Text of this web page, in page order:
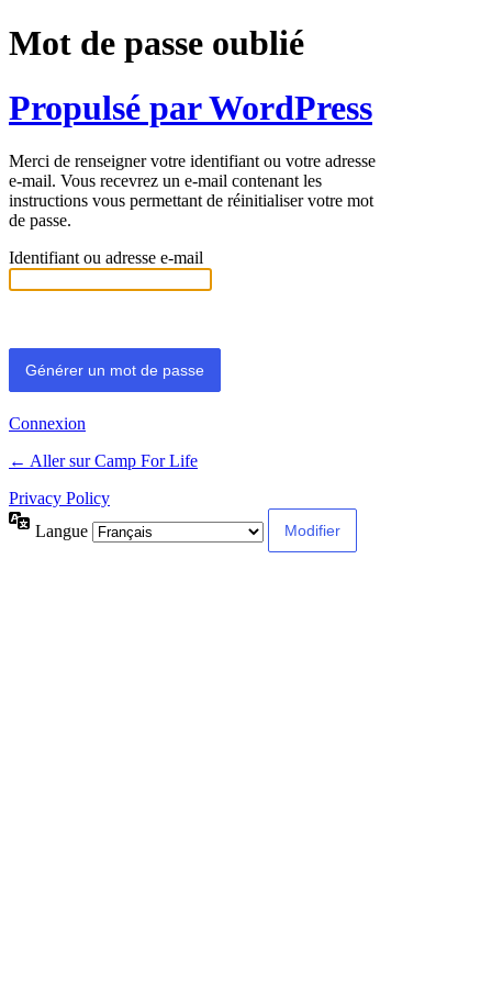
Mot de passe oublié
Propulsé par WordPress
Merci de renseigner votre identifiant ou votre adresse
e-mail. Vous recevrez un e-mail contenant les
instructions vous permettant de réinitialiser votre mot
de passe.
Identifiant ou adresse e-mail
Connexion
← Aller sur Camp For Life
Privacy Policy
Langue